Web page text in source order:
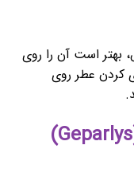
بهتر است آن را روی
کردن عطر روی
پرفروش‌ترین عطر و ادکلن (Geparlys)